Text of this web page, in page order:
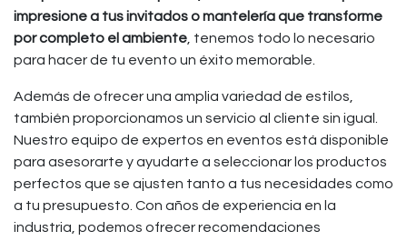
impresione a tus invitados o mantelería que transforme
por completo el ambiente , tenemos todo lo necesario
para hacer de tu evento un éxito memorable.
Además de ofrecer una amplia variedad de estilos,
también proporcionamos un servicio al cliente sin igual.
Nuestro equipo de expertos en eventos está disponible
para asesorarte y ayudarte a seleccionar los productos
perfectos que se ajusten tanto a tus necesidades como
a tu presupuesto. Con años de experiencia en la
industria, podemos ofrecer recomendaciones